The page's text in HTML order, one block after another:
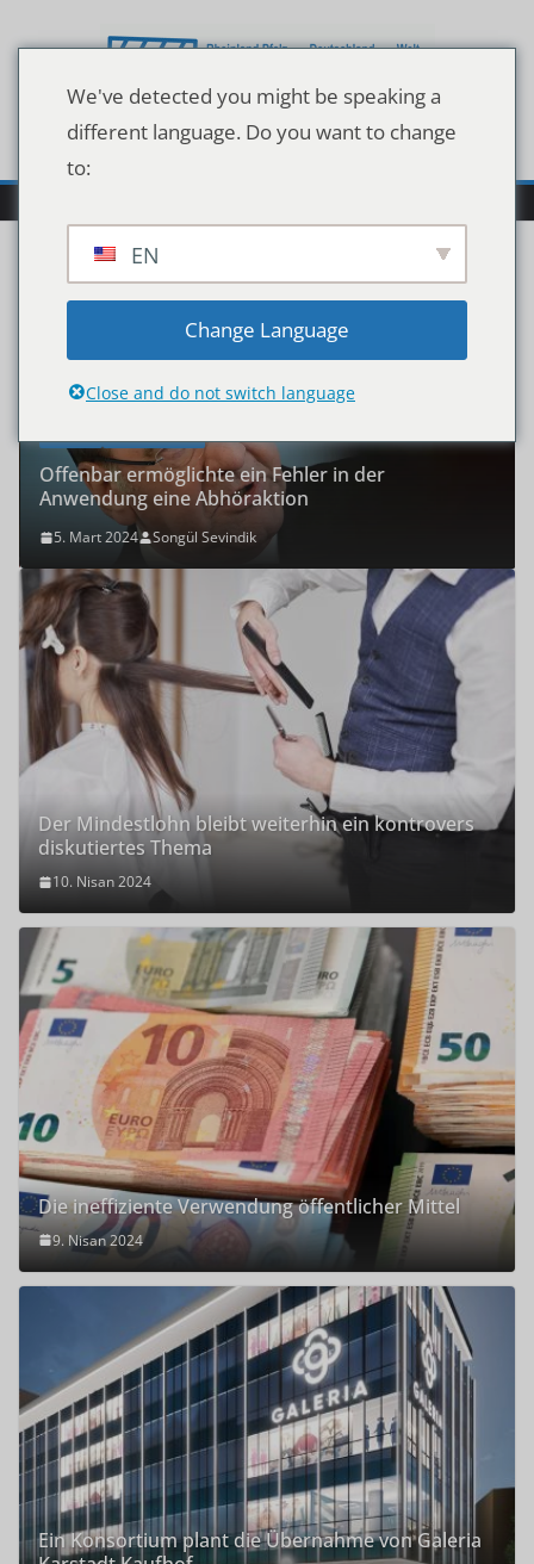
to
Offenbar ermöglichte ein Fehler in der
Anwendung eine Abhöraktion
5. Mart 2024 Songül Sevindik
Der Mindestlohn bleibt weiterhin ein kontrovers
diskutiertes Thema
10. Nisan 2024
Die ineffiziente Verwendung öffentlicher Mittel
9. Nisan 2024
Ein Konsortium plant die Übernahme von Galeria
We've detected you might be speaking a
different language. Do you want to change
to:
EN
Change Language
Close and do not switch language